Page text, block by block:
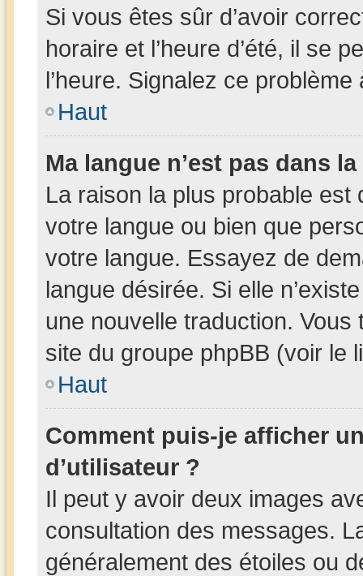
Si vous êtes sûr d’avoir
horaire et l’heure d’été, il se
l’heure. Signalez ce problème
Haut
Ma langue n’est pas dans
La raison la plus probable est
votre langue ou bien que
votre langue. Essayez de
langue désirée. Si elle
une nouvelle traduction. Vous
site du groupe phpBB (voir le
Haut
Comment puis-je afficher
d’utilisateur ?
Il peut y avoir deux images
consultation des messages.
généralement des étoiles ou